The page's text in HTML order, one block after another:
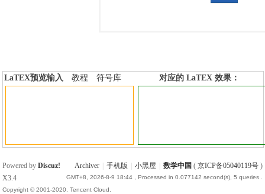
LaTEX预览输入 教程
符号库
对应的 LaTEX 效果：
Archiver 手机版 小黑屋 数学中国 ( 京ICP备05040119号)
GMT+8, 2026-8-9 18:44, Processed in 0.077142 second(s), 5 queries .
Powered byDiscuz!
X3.4
Copyright © 2001-2020, Tencent Cloud.